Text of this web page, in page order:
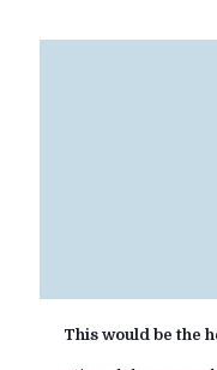
This would be the